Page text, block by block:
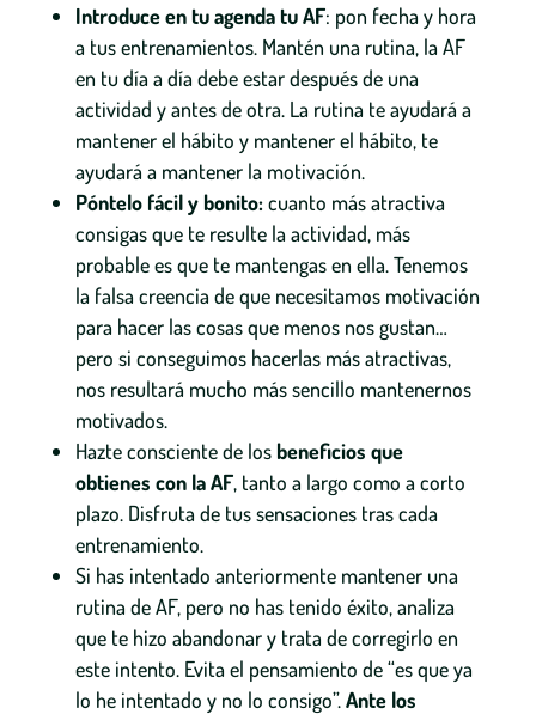
Introduce en tu agenda tu AF: pon fecha y hora
a tus entrenamientos. Mantén una rutina, la AF
en tu día a día debe estar después de una
actividad y antes de otra. La rutina te ayudará a
mantener el hábito y mantener el hábito, te
ayudará a mantener la motivación.
Póntelo fácil y bonito:cuanto más atractiva
consigas que te resulte la actividad, más
probable es que te mantengas en ella. Tenemos
la falsa creencia de que necesitamos motivación
para hacer las cosas que menos nos gustan…
pero si conseguimos hacerlas más atractivas,
nos resultará mucho más sencillo mantenernos
motivados.
Hazte consciente de los beneficios que
obtienes con la AF, tanto a largo como a corto
plazo. Disfruta de tus sensaciones tras cada
entrenamiento.
Si has intentado anteriormente mantener una
rutina de AF, pero no has tenido éxito, analiza
que te hizo abandonar y trata de corregirlo en
este intento. Evita el pensamiento de “es que ya
lo he intentado y no lo consigo”.Ante los